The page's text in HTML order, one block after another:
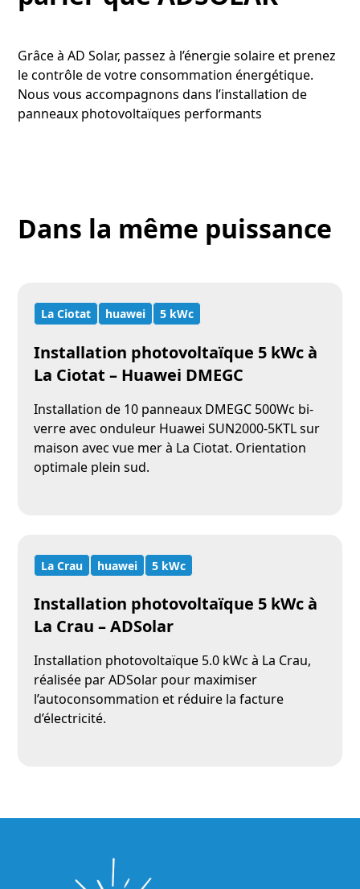
Grâce à AD Solar, passez à l’énergie solaire et prenez
le contrôle de votre consommation énergétique.
Nous vous accompagnons dans l’installation de
panneaux photovoltaïques performants
Dans la même puissance
La Ciotat huawei 5 kWc
Installation photovoltaïque 5 kWc à
La Ciotat – Huawei DMEGC
Installation de 10 panneaux DMEGC 500Wc bi-
verre avec onduleur Huawei SUN2000-5KTL sur
maison avec vue mer à La Ciotat. Orientation
optimale plein sud.
La Crau huawei 5 kWc
Installation photovoltaïque 5 kWc à
La Crau – ADSolar
Installation photovoltaïque 5.0 kWc à La Crau,
réalisée par ADSolar pour maximiser
l’autoconsommation et réduire la facture
d’électricité.